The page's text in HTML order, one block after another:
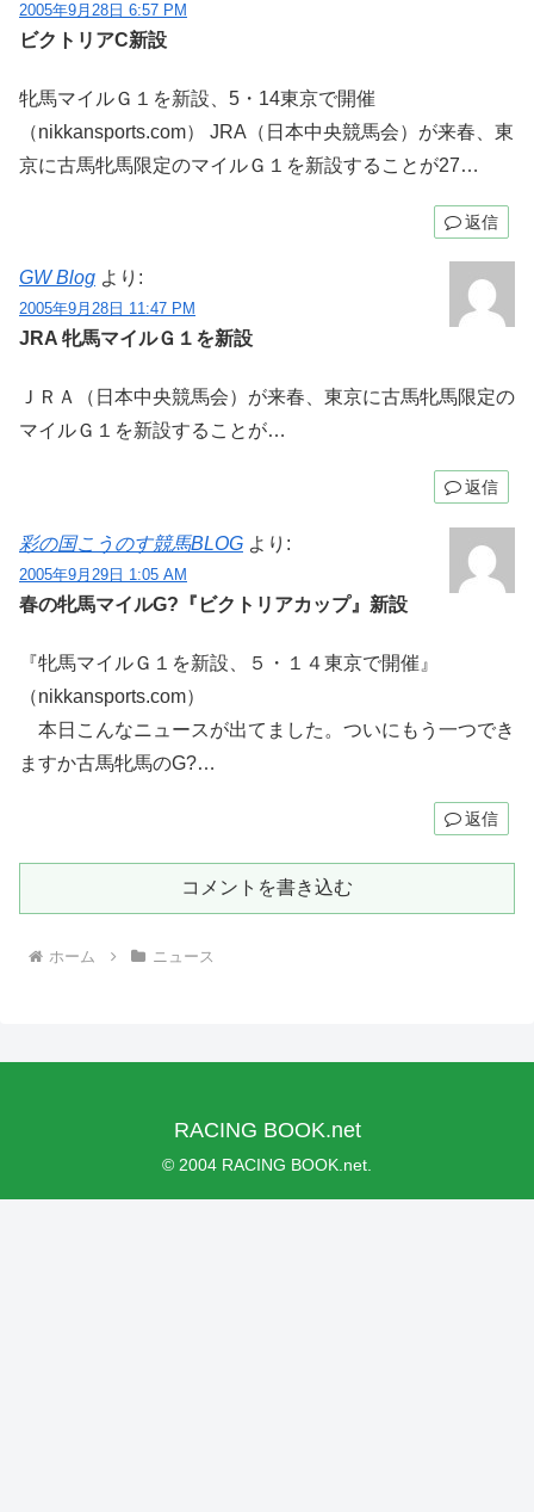
2005年9月28日 6:57 PM
ビクトリアC新設
牝馬マイルＧ１を新設、5・14東京で開催
（nikkansports.com） JRA（日本中央競馬会）が来春、東
京に古馬牝馬限定のマイルＧ１を新設することが27…
返信
GW Blog より:
2005年9月28日 11:47 PM
JRA 牝馬マイルＧ１を新設
ＪＲＡ（日本中央競馬会）が来春、東京に古馬牝馬限定の
マイルＧ１を新設することが…
返信
彩の国こうのす競馬BLOG より:
2005年9月29日 1:05 AM
春の牝馬マイルG?『ビクトリアカップ』新設
『牝馬マイルＧ１を新設、５・１４東京で開催』
（nikkansports.com）
本日こんなニュースが出てました。ついにもう一つでき
ますか古馬牝馬のG?…
返信
コメントを書き込む
ホーム ニュース
RACING BOOK.net
© 2004 RACING BOOK.net.